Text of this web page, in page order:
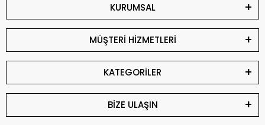
KURUMSAL
MÜŞTERİ HİZMETLERİ
KATEGORİLER
BİZE ULAŞIN